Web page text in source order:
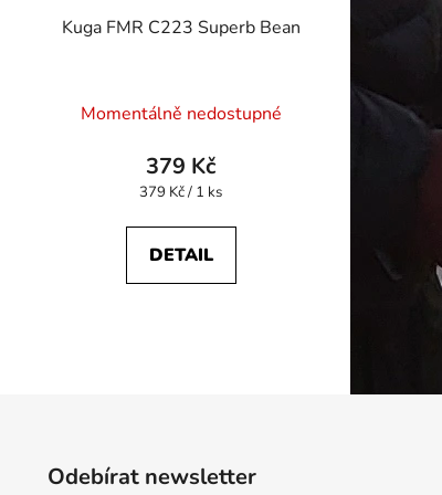
Kuga FMR C223 Superb Bean
Momentálně nedostupné
379 Kč
Měrná
379 Kč / 1 ks
DETAIL
Odebírat newsletter